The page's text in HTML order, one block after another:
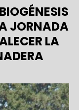
JORNADA
LA